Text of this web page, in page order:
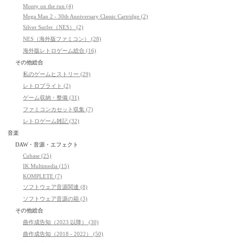
Monty on the run (4)
Mega Man 2 - 30th Anniversary Classic Cartridge (2)
Silver Surfer（NES） (2)
NES（海外版ファミコン） (28)
海外版レトロゲーム総合 (16)
その他総合
私のゲームヒストリー (29)
レトロブライト (2)
ゲーム収納・整備 (31)
ファミコンカセット収集 (7)
レトロゲーム雑記 (32)
音楽
DAW・音源・エフェクト
Cubase (25)
IK Multimedia (15)
KOMPLETE (7)
ソフトウェア音源関連 (8)
ソフトウェア音源の箱 (3)
その他総合
曲作成告知（2023 以降） (30)
曲作成告知（2018 - 2022） (50)